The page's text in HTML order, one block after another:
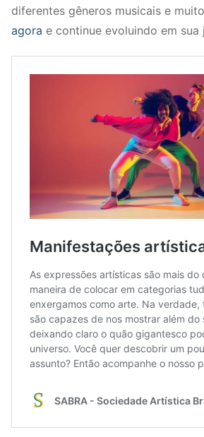
diferentes gêneros musicais e
agora e continue evoluindo em sua